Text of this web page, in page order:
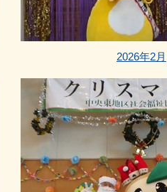
2026年2月